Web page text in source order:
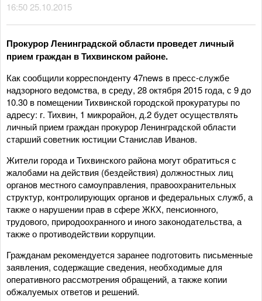
16:50 25.10.2015
Прокурор Ленинградской области проведет личный
прием граждан в Тихвинском районе.
Как сообщили корреспонденту 47news в пресс-службе
надзорного ведомства, в среду, 28 октября 2015 года, с 9 до
10.30 в помещении Тихвинской городской прокуратуры по
адресу: г. Тихвин, 1 микрорайон, д.2 будет осуществлять
личный прием граждан прокурор Ленинградской области
старший советник юстиции Станислав Иванов.
Жители города и Тихвинского района могут обратиться с
жалобами на действия (бездействия) должностных лиц
органов местного самоуправления, правоохранительных
структур, контролирующих органов и федеральных служб, а
также о нарушении прав в сфере ЖКХ, пенсионного,
трудового, природоохранного и иного законодательства, а
также о противодействии коррупции.
Гражданам рекомендуется заранее подготовить письменные
заявления, содержащие сведения, необходимые для
оперативного рассмотрения обращений, а также копии
обжалуемых ответов и решений.